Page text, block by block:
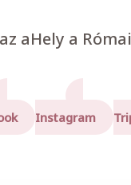
az aHely a
Instagram